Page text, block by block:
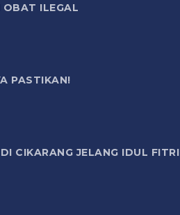
OBAT ILEGAL
PASTIKAN!
CIKARANG JELANG IDUL FITRI